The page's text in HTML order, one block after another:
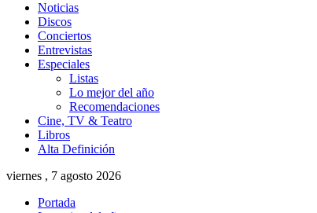
Noticias
Discos
Conciertos
Entrevistas
Especiales
Listas
Lo mejor del año
Recomendaciones
Cine, TV & Teatro
Libros
Alta Definición
viernes , 7 agosto 2026
Portada